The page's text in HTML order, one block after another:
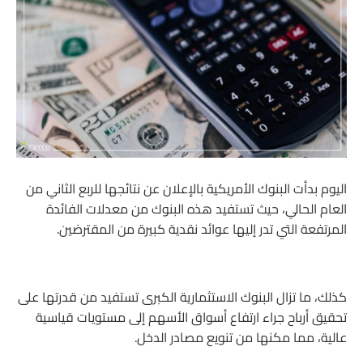
اليوم بدأت البنوك الأمريكية بالإعلان عن نتائجها للربع الثاني من
العام الحالي، حيث تستفيد هذه البنوك من معدلات الفائدة
المرتفعة التي تدر إليها عوائد نقدية كبيرة من المقترضين.
كذلك، ما تزال البنوك الاستثمارية الكبرى تستفيد من قدرتها على
تحقيق أرباح جراء ارتفاع أسواق الأسهم إلى مستويات قياسية
عالية، مما مكنها من تنويع مصادر الدخل.